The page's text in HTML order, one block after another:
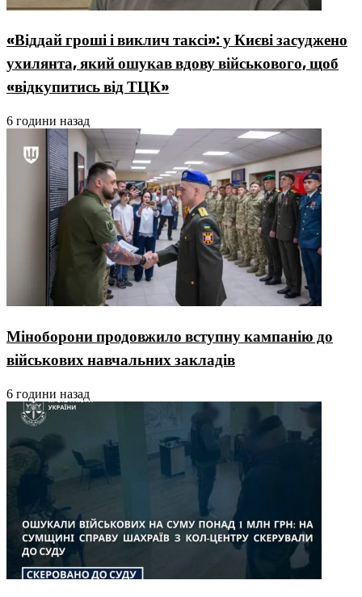
«Віддай гроші і виклич таксі»: у Києві засуджено
ухилянта, який ошукав вдову військового, щоб
«відкупитись від ТЦК»
6 години назад
Міноборони продовжило вступну кампанію до
військових навчальних закладів
6 години назад